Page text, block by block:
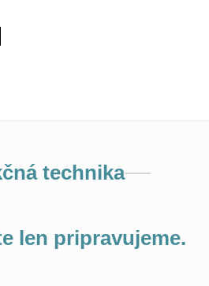
technika
len pripravujeme.